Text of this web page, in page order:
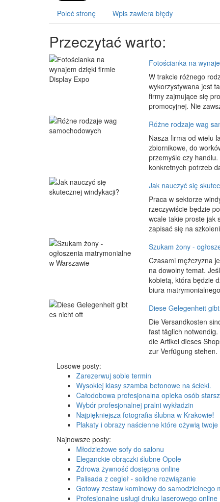
Poleć stronę Wpis zawiera błędy
Przeczytać warto:
Fotościanka na
W trakcie różnego
wykorzystywana jest
firmy zajmujące się
promocyjnej. Nie
Różne rodzaje wag
Nasza firma od wielu
zbiornikowe, do
przemyśle czy
konkretnych potrzeb
Jak nauczyć się
Praca w sektorze
rzeczywiście będzie
wcale takie proste jak
zapisać się na
Szukam żony -
Czasami mężczyzna
na dowolny temat.
kobietą, która będzie
biura
Diese Gelegenheit
Die Versandkosten
fast täglich
die Artikel dieses
zur Verfügung
Losowe posty:
Zarezerwuj sobie termin
Wysokiej klasy szamba betonowe na ścieki.
Całodobowa profesjonalna opieka osób
Wybór profesjonalnej pralni wykładzin
Najpiękniejsza fotografia ślubna w Krakowie!
Plakaty i obrazy naścienne które ożywią
Najnowsze posty:
Młodzieżowe sofy do salonu
Eleganckie obrączki ślubne Opole
Zdrowa żywność dostępna online
Palisada z cegieł - solidne rozwiązanie
Gotowy zestaw kominowy do samodzielnego
Profesjonalne usługi druku laserowego online